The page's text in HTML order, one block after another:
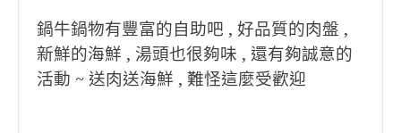
鍋牛鍋物有豐富的自助吧 , 好品質的肉盤 ,
新鮮的海鮮 , 湯頭也很夠味 , 還有夠誠意的
活動 ~ 送肉送海鮮 , 難怪這麼受歡迎